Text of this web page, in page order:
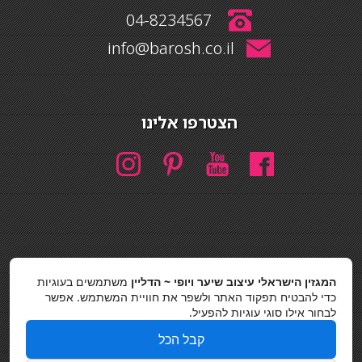
04-8234567
info@barosh.co.il
הצטרפו אלינו
חיפוש
חיפוש
כסאות בר
מדיניות פרטיות
המגזין הישראלי עיצוב שיער ויופי ~ הדליין משתמשים בעוגיות
כדי להבטיח תפקוד האתר ולשפר את חוויית המשתמש. אפשר
לבחור אילו סוגי עוגיות להפעיל.
קבל הכל